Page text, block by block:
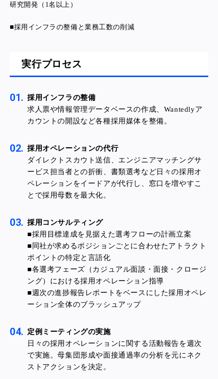
研究開発（1名以上）
■採用インフラの整備と業務工数の削減
実行プロセス
採用インフラの整備
求人票や情報管理データベースの作成、Wantedlyア
カウントの開設など各種採用媒体を整備。
採用オペレーションの代行
ダイレクトスカウト送信、エンジニアマッチングサ
ービス担当者との折衝、書類選考など日々の採用オ
ペレーションをイードアが代行し、窓口を増やすこ
とで採用母数を最大化。
採用コンサルティング
■採用目標達成を見据えた選考フローの計画立案
■同社が求めるポジションごとに合わせたアトラクト
ポイントの特定と言語化
■各選考フェーズ（カジュアル面談・面接・クロージ
ング）における採用オペレーション指導
■週次の進捗報告レポートをベースにした採用オペレ
ーション全体のブラッシュアップ
定例ミーティングの実施
日々の採用オペレーションに関する活動報告を週次
で実施。母集団形成や面接通過率の分析を元にネク
ストアクションを決定。